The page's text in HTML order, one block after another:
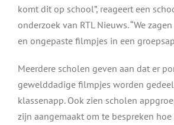
komt dit op school”, reageert een
onderzoek van RTL Nieuws. “We
en ongepaste filmpjes in een
Meerdere scholen geven aan dat er
gewelddadige filmpjes worden
klassenapp. Ook zien scholen
zijn aangemaakt om te bespreken